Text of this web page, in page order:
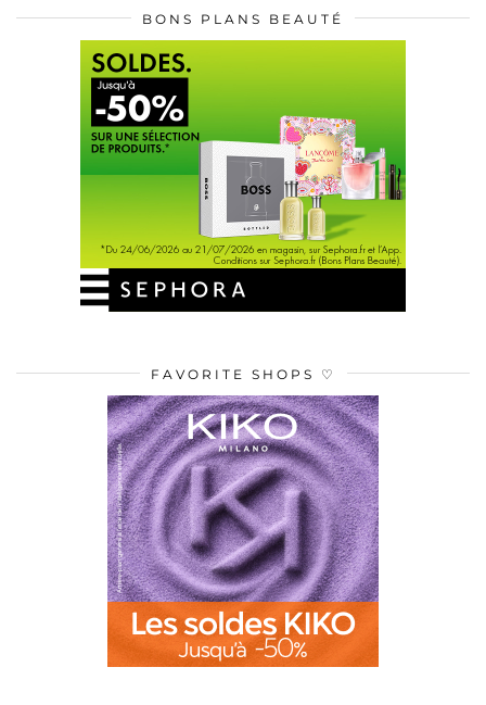
BONS PLANS BEAUTÉ
FAVORITE SHOPS ♡